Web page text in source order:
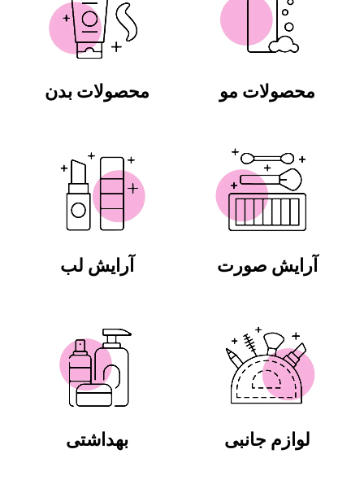
محصولات مو محصولات بدن
آرایش صورت
لوازم جانبی
آرایش لب
بهداشتی